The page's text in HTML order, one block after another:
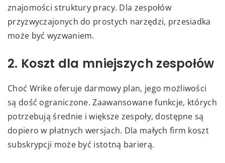
znajomości struktury pracy. Dla zespołów
przyzwyczajonych do prostych narzędzi, przesiadka
może być wyzwaniem.
2. Koszt dla mniejszych zespołów
Choć Wrike oferuje darmowy plan, jego możliwości
są dość ograniczone. Zaawansowane funkcje, których
potrzebują średnie i większe zespoły, dostępne są
dopiero w płatnych wersjach. Dla małych firm koszt
subskrypcji może być istotną barierą.